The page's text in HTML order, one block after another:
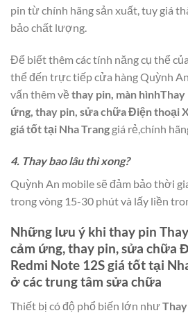
pin từ chính hãng sản xuất, tuy giá
bảo chất lượng.
Để biết thêm các tính năng cụ thể
thể đến trực tiếp cửa hàng Quỳnh
vấn thêm về thay pin, màn hìnhThay
ứng, thay pin, sửa chữa Điện thoại
giá tốt tại Nha Trang giá rẻ,chính
4. Thay bao lâu thì xong?
Quỳnh An mobile sẽ đảm bảo thời
trong vòng 15-30 phút và lấy liền
Những lưu ý khi thay pin
cảm ứng, thay pin, sửa chữa
Redmi Note 12S giá tốt tại
ở các trung tâm sửa chữa
Thiết bị có độ phổ biến lớn như